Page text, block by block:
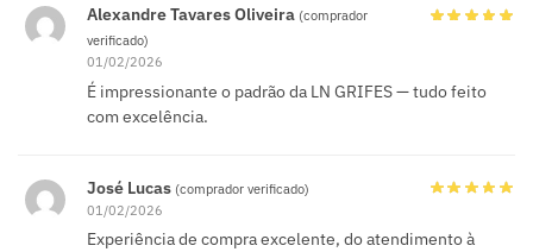
Alexandre Tavares Oliveira (comprador
verificado)
01/02/2026
É impressionante o padrão da LN GRIFES — tudo feito
com excelência.
José Lucas (comprador verificado)
01/02/2026
Experiência de compra excelente, do atendimento à